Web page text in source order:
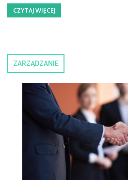
CZYTAJ WIĘCEJ
ZARZĄDZANIE